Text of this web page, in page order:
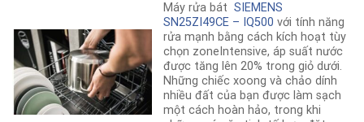
Máy rửa bátSIEMENS
SN25ZI49CE – IQ500 với tính năng
rửa mạnh bằng cách kích hoạt tùy
chọn zoneIntensive, áp suất nước
được tăng lên 20% trong giỏ dưới.
Những chiếc xoong và chảo dính
nhiều đất của bạn được làm sạch
một cách hoàn hảo, trong khi